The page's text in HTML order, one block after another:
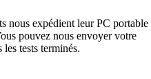
nous expédient leur PC portable
pouvez nous envoyer votre
tests terminés.